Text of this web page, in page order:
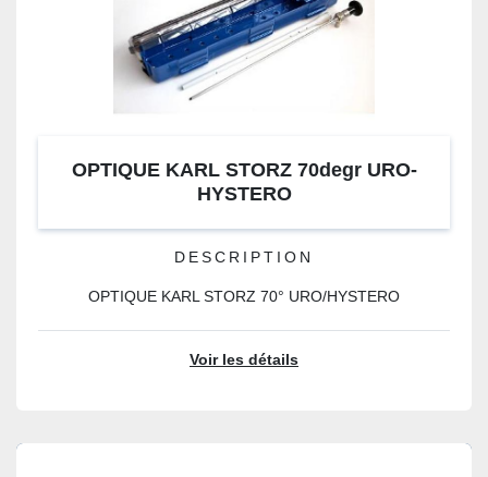
OPTIQUE KARL STORZ 70degr URO-
HYSTERO
DESCRIPTION
OPTIQUE KARL STORZ 70° URO/HYSTERO
Voir les détails